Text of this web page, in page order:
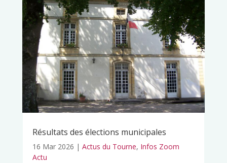
Résultats des élections municipales
16 Mar 2026 | Actus du Tourne, Infos Zoom
Actu